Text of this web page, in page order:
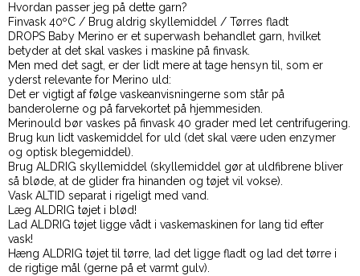
Hvordan passer jeg på dette garn?
Finvask 40ºC / Brug aldrig skyllemiddel / Tørres fladt
DROPS Baby Merino er et superwash behandlet garn, hvilket
betyder at det skal vaskes i maskine på finvask.
Men med det sagt, er der lidt mere at tage hensyn til, som er
yderst relevante for Merino uld:
Det er vigtigt af følge vaskeanvisningerne som står på
banderolerne og på farvekortet på hjemmesiden.
Merinould bør vaskes på finvask 40 grader med let centrifugering.
Brug kun lidt vaskemiddel for uld (det skal være uden enzymer
og optisk blegemiddel).
Brug ALDRIG skyllemiddel (skyllemiddel gør at uldfibrene bliver
så bløde, at de glider fra hinanden og tøjet vil vokse).
Vask ALTID separat i rigeligt med vand.
Læg ALDRIG tøjet i blød!
Lad ALDRIG tøjet ligge vådt i vaskemaskinen for lang tid efter
vask!
Hæng ALDRIG tøjet til tørre, lad det ligge fladt og lad det tørre i
de rigtige mål (gerne på et varmt gulv).